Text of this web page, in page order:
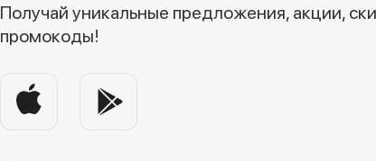
Получай уникальные предложения, акции,
промокоды!